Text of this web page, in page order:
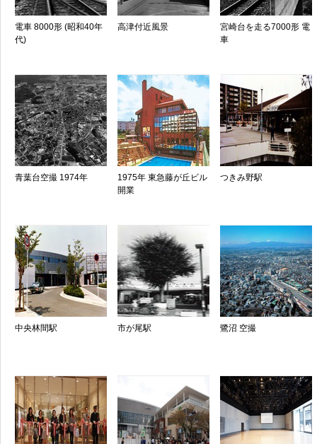
電車 8000形 (昭和40年
代)
高津付近風景
宮崎台を走る7000形 電
車
青葉台空撮 1974年
1975年 東急藤が丘ビル
開業
つきみ野駅
中央林間駅 市が尾駅 鷺沼 空撮